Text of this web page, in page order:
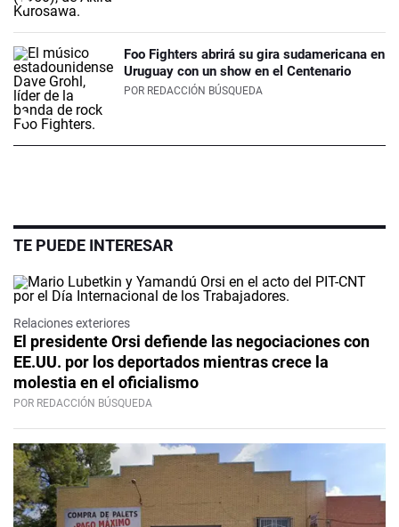
Foo Fighters abrirá su gira sudamericana en
Uruguay con un show en el Centenario
POR REDACCIÓN BÚSQUEDA
TE PUEDE INTERESAR
Relaciones exteriores
El presidente Orsi defiende las negociaciones con
EE.UU. por los deportados mientras crece la
molestia en el oficialismo
POR REDACCIÓN BÚSQUEDA